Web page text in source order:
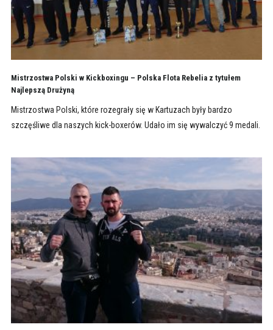
Mistrzostwa Polski w Kickboxingu – Polska Flota Rebelia z tytułem
Najlepszą Drużyną
Mistrzostwa Polski, które rozegrały się w Kartuzach były bardzo
szczęśliwe dla naszych kick-boxerów. Udało im się wywalczyć 9 medali.